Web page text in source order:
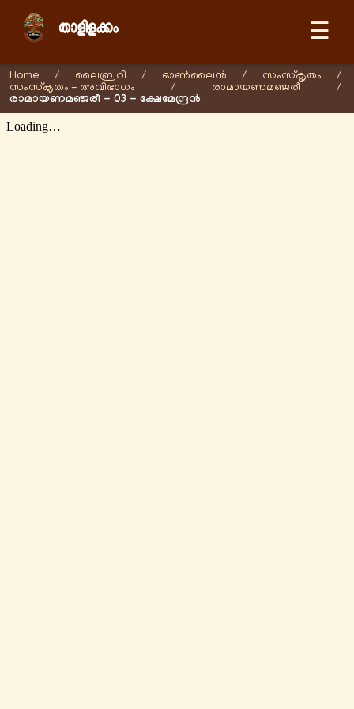
☰
Home / ലൈബ്രറി / ഓണ്‍ലൈന്‍ / സംസ്കൃതം
/
സംസ്കൃതം - അവിഭാഗം
/ രാമായണമഞ്ജരീ /
രാമായണമഞ്ജരീ - 03 - ക്ഷേമേന്ദ്രന്‍